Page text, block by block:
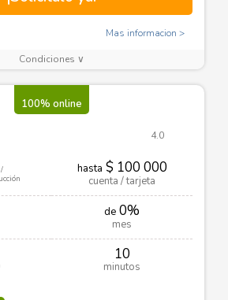
Mas informacion
Condiciones ∨
100% online
4.0
hasta $ 100 000
cuenta / tarjeta
de 0%
mes
10
minutos